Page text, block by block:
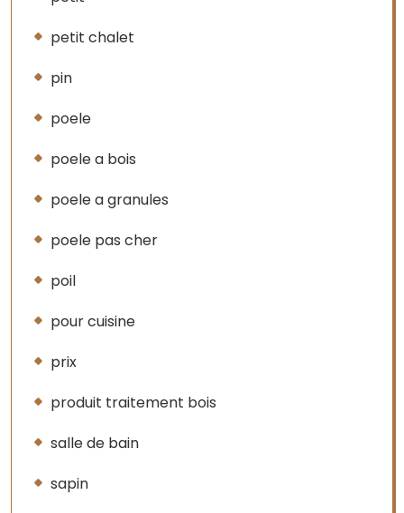
petit chalet
pin
poele
poele a bois
poele a granules
poele pas cher
poil
pour cuisine
prix
produit traitement bois
salle de bain
sapin